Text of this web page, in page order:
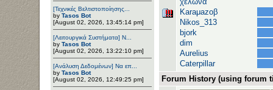
[Τεχνικές Βελτιστοποίησης...
by Tasos Bot
[August 02, 2026, 13:45:14 pm]
[Λειτουργικά Συστήματα] Ν...
by Tasos Bot
[August 02, 2026, 13:22:10 pm]
[Ανάλυση Δεδομένων] Να επ...
by Tasos Bot
[August 02, 2026, 12:49:25 pm]
Karaμazoβ
Nikos_313
bjork
dim
Aurelius
Caterpillar
Forum History (using forum